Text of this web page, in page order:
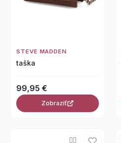
STEVE MADDEN
taška
99,95 €
Zobraziť